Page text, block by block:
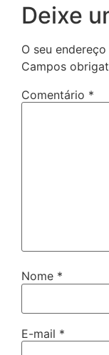
Deixe
O seu
Campos
Comentário *
Nome *
E-mail *